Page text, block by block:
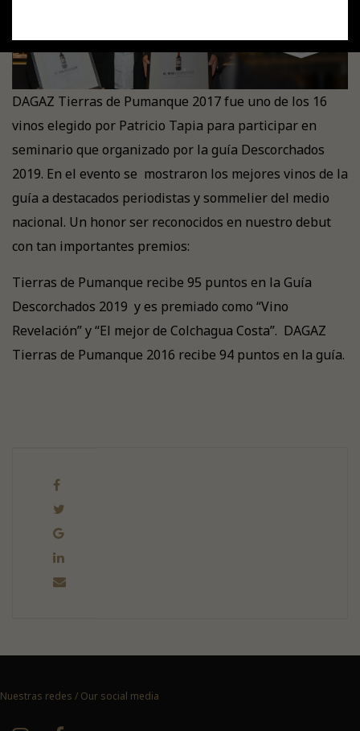
DAGAZ Tierras de Pumanque 2017 fue uno de los 16
vinos elegido por Patricio Tapia para participar en
seminario que organizado por la guía Descorchados
2019. En el evento se mostraron los mejores vinos de la
guía a destacados periodistas y sommelier del medio
nacional. Un honor ser reconocidos en nuestro debut
con tan importantes premios:
Tierras de Pumanque recibe 95 puntos en la Guía
Descorchados 2019 y es premiado como “Vino
Revelación” y “El mejor de Colchagua Costa”. DAGAZ
Tierras de Pumanque 2016 recibe 94 puntos en la guía.
Nuestras redes / Our social media